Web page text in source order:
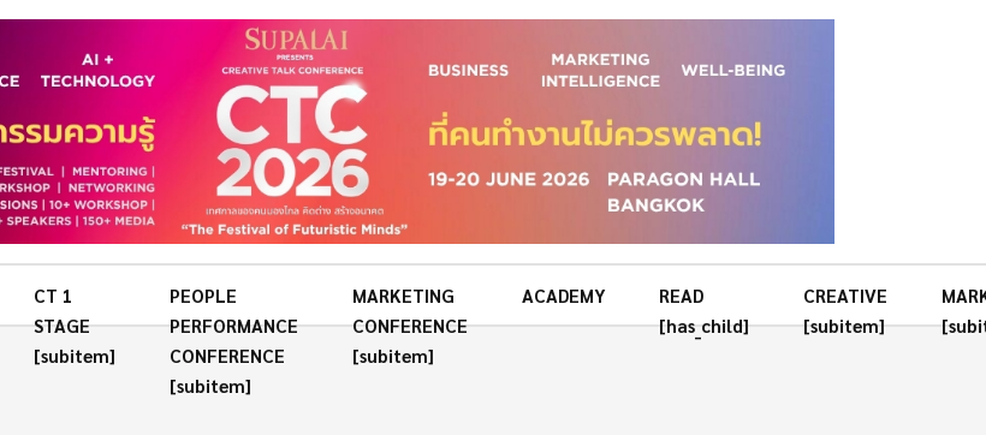
CT 1
STAGE
[subitem]
PEOPLE
PERFORMANCE
CONFERENCE
[subitem]
MARKETING
CONFERENCE
[subitem]
ACADEMY
READ
[has_child]
CREATIVE
[subitem]